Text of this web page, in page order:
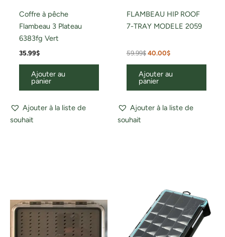
Coffre à pêche
Flambeau 3 Plateau
6383fg Vert
35.99$
Ajouter au
panier
Ajouter à la liste de
souhait
FLAMBEAU HIP ROOF
7-TRAY MODELE 2059
59.99$ 40.00$
Ajouter au
panier
Ajouter à la liste de
souhait